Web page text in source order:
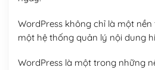
WordPress không chỉ là một
một hệ thống quản lý nội dung
WordPress là một trong những